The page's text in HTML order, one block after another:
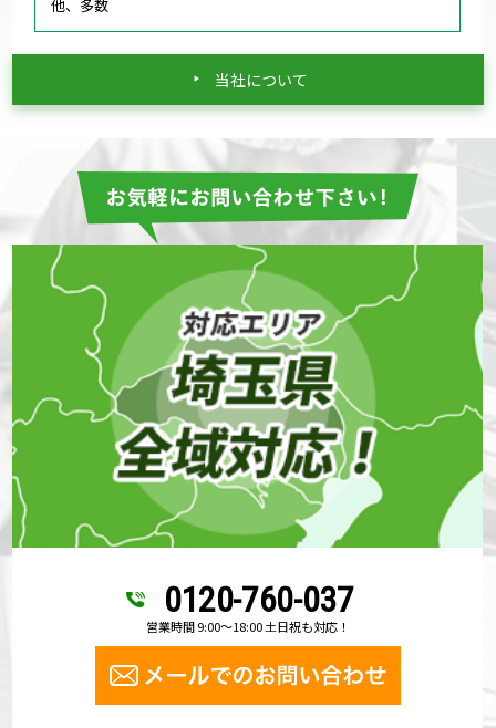
他、多数
当社について
0120-760-037
営業時間 9:00～18:00 土日祝も対応！